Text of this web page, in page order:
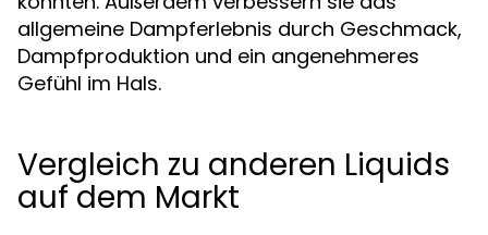
allgemeine Dampferlebnis durch Geschmack,
Dampfproduktion und ein angenehmeres
Gefühl im Hals.
Vergleich zu anderen Liquids
auf dem Markt